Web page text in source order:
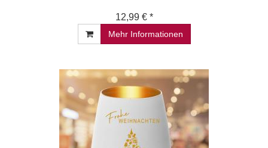
12,99 € *
Mehr Informationen